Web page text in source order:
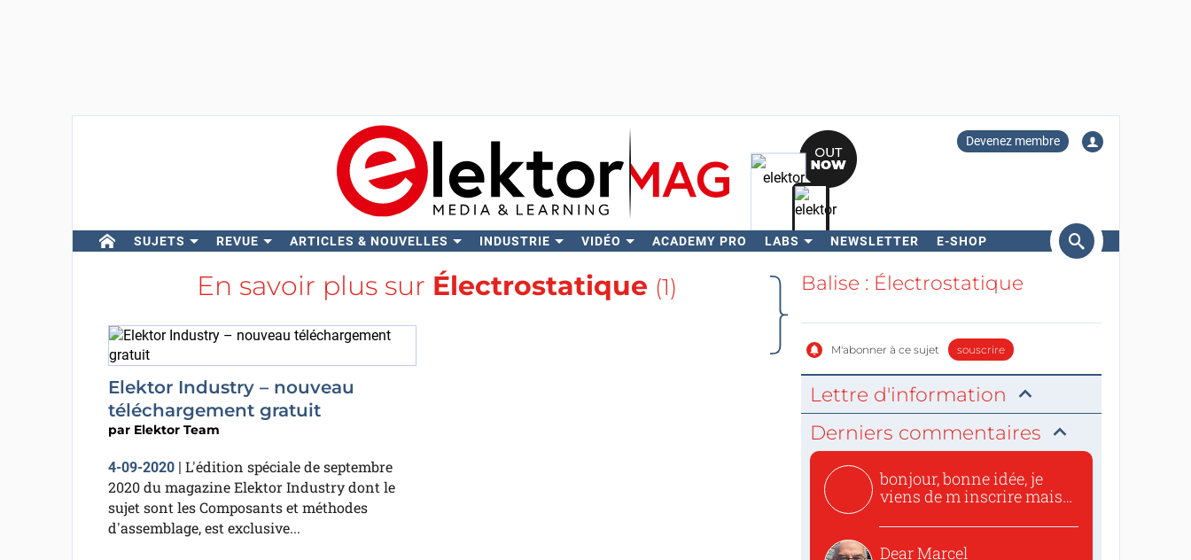
Devenez membre
SUJETS REVUE ARTICLES & NOUVELLES INDUSTRIE VIDÉO ACADEMY PRO LABS NEWSLETTER E-SHOP
Rechercher
En savoir plus sur Électrostatique (1)
Elektor Industry – nouveau
téléchargement gratuit
par Elektor Team
4-09-2020| L'édition spéciale de septembre
2020 du magazine Elektor Industry dont le
sujet sont les Composants et méthodes
d'assemblage, est exclusive...
Balise : Électrostatique
M'abonner à ce sujet souscrire
Lettre d'information
Derniers commentaires
bonjour, bonne idée, je
viens de m inscrire mais
Dear Marcel